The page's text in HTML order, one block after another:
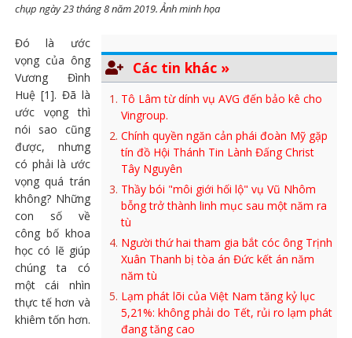
chụp ngày 23 tháng 8 năm 2019. Ảnh minh họa
Các tin khác »
Tô Lâm từ dính vụ AVG đến bảo kê cho
Vingroup.
Chính quyền ngăn cản phái đoàn Mỹ gặp
tín đồ Hội Thánh Tin Lành Đấng Christ
Tây Nguyên
Thầy bói "môi giới hối lộ" vụ Vũ Nhôm
bỗng trở thành linh mục sau một năm ra
tù
Người thứ hai tham gia bắt cóc ông Trịnh
Xuân Thanh bị tòa án Đức kết án năm
năm tù
Lạm phát lõi của Việt Nam tăng kỷ lục
5,21%: không phải do Tết, rủi ro lạm phát
đang tăng cao
Đó là ước
vọng của ông
Vương Đình
Huệ [1]. Đã là
ước vọng thì
nói sao cũng
được, nhưng
có phải là ước
vọng quá trán
không? Những
con số về
công bố khoa
học có lẽ giúp
chúng ta có
một cái nhìn
thực tế hơn và
khiêm tốn hơn.